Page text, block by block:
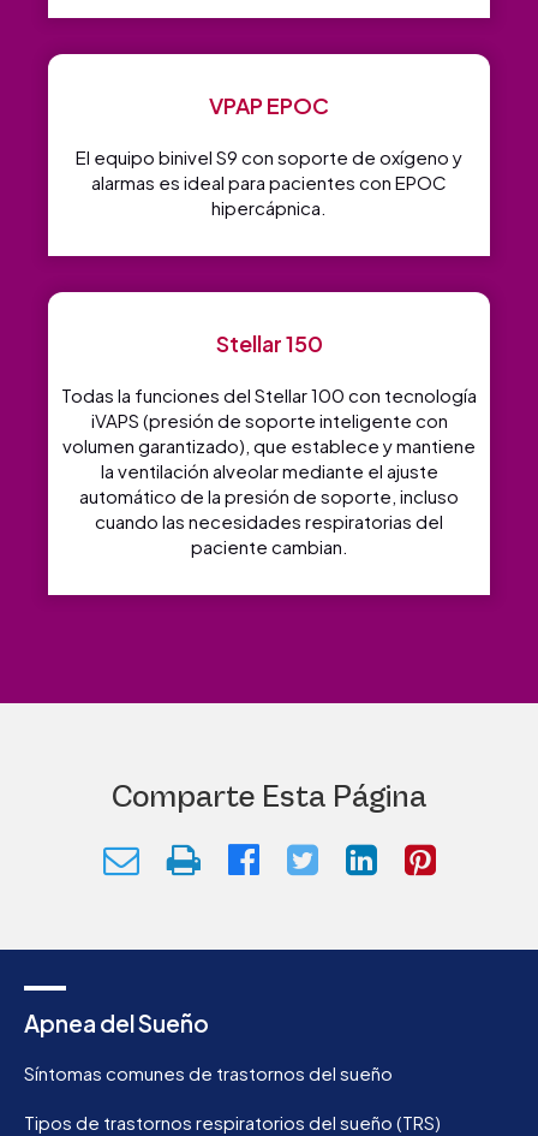
VPAP EPOC
El equipo binivel S9 con soporte de oxígeno y
alarmas es ideal para pacientes con EPOC
hipercápnica.
Stellar 150
Todas la funciones del Stellar 100 con tecnología
iVAPS (presión de soporte inteligente con
volumen garantizado), que establece y mantiene
la ventilación alveolar mediante el ajuste
automático de la presión de soporte, incluso
cuando las necesidades respiratorias del
paciente cambian.
Comparte Esta Página
Apnea del Sueño
Síntomas comunes de trastornos del sueño
Tipos de trastornos respiratorios del sueño (TRS)